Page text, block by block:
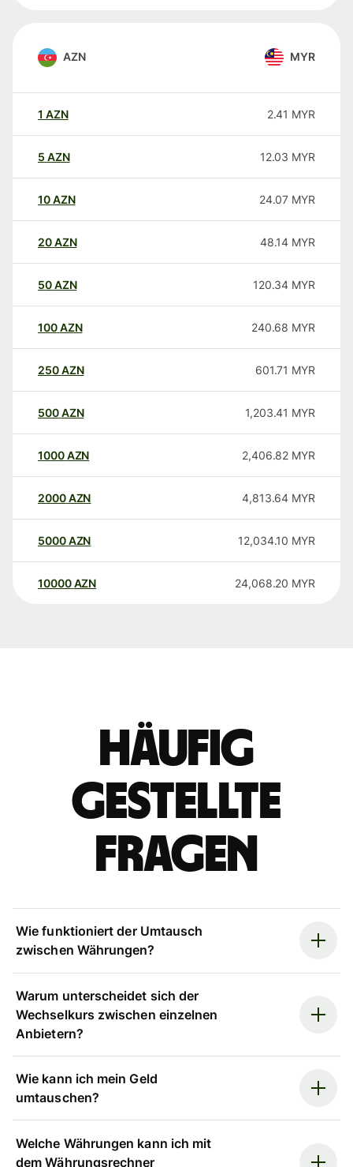
AZN MYR
1 AZN 2.41 MYR
5 AZN 12.03 MYR
10AZN 24.07 MYR
20AZN 48.14 MYR
50AZN 120.34 MYR
100AZN 240.68 MYR
250AZN 601.71 MYR
500AZN 1,203.41 MYR
1000AZN 2,406.82 MYR
2000AZN 4,813.64 MYR
5000AZN 12,034.10 MYR
10000 AZN 24,068.20 MYR
Häufig
gestellte
Fragen
Wie funktioniert der Umtausch
zwischen Währungen?
Warum unterscheidet sich der
Wechselkurs zwischen einzelnen
Anbietern?
Wie kann ich mein Geld
umtauschen?
Welche Währungen kann ich mit
dem Währungsrechner